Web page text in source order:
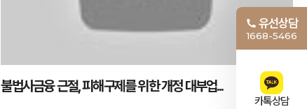
불법사금융 근절, 피해구제를 위한 개정 대부업...
유선상담
1668-5466
카톡상담